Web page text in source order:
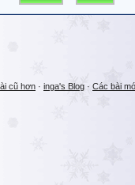
cũ hơn · inga's Blog · Các bài